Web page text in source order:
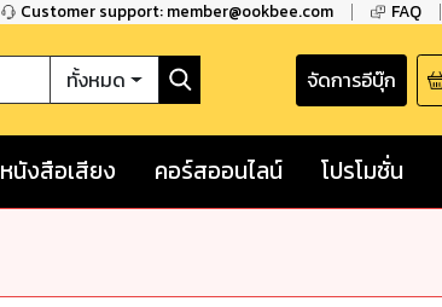
Customer support: member@ookbee.com FAQ
ทั้งหมด จัดการอีบุ๊ก
หนังสือเสียง คอร์สออนไลน์ โปรโมชั่น